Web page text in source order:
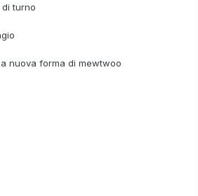
turno
nuova forma di mewtwoo